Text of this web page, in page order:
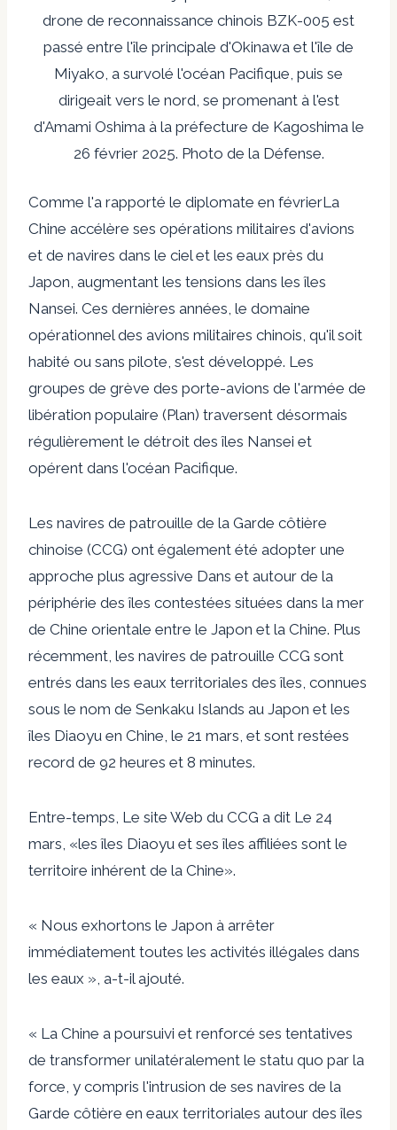
drone de reconnaissance chinois BZK-005 est
passé entre l'île principale d'Okinawa et l'île de
Miyako, a survolé l'océan Pacifique, puis se
dirigeait vers le nord, se promenant à l'est
d'Amami Oshima à la préfecture de Kagoshima le
26 février 2025. Photo de la Défense.
Comme l'a rapporté le diplomate en févrierLa
Chine accélère ses opérations militaires d'avions
et de navires dans le ciel et les eaux près du
Japon, augmentant les tensions dans les îles
Nansei. Ces dernières années, le domaine
opérationnel des avions militaires chinois, qu'il soit
habité ou sans pilote, s'est développé. Les
groupes de grève des porte-avions de l'armée de
libération populaire (Plan) traversent désormais
régulièrement le détroit des îles Nansei et
opérent dans l'océan Pacifique.
Les navires de patrouille de la Garde côtière
chinoise (CCG) ont également été adopter une
approche plus agressive Dans et autour de la
périphérie des îles contestées situées dans la mer
de Chine orientale entre le Japon et la Chine. Plus
récemment, les navires de patrouille CCG sont
entrés dans les eaux territoriales des îles, connues
sous le nom de Senkaku Islands au Japon et les
îles Diaoyu en Chine, le 21 mars, et sont restées
record de 92 heures et 8 minutes.
Entre-temps, Le site Web du CCG a dit Le 24
mars, «les îles Diaoyu et ses îles affiliées sont le
territoire inhérent de la Chine».
« Nous exhortons le Japon à arrêter
immédiatement toutes les activités illégales dans
les eaux », a-t-il ajouté.
« La Chine a poursuivi et renforcé ses tentatives
de transformer unilatéralement le statu quo par la
force, y compris l'intrusion de ses navires de la
Garde côtière en eaux territoriales autour des îles